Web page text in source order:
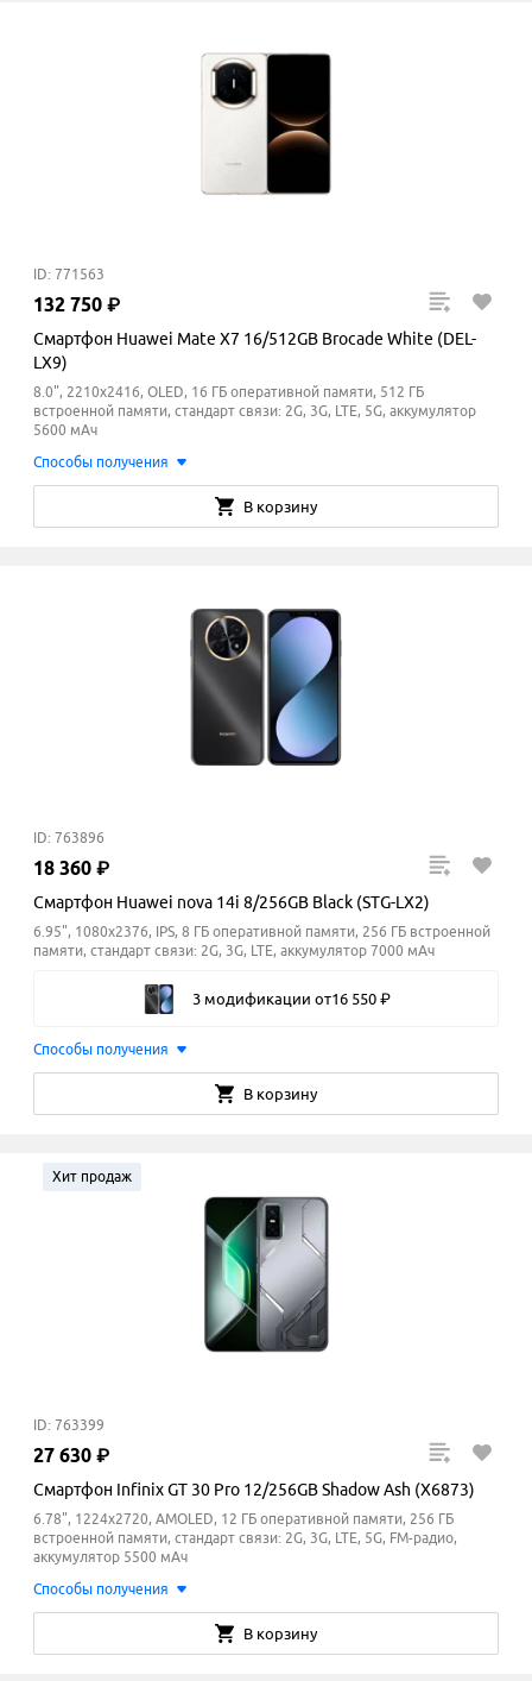
ID: 771563
132 750 ₽
Смартфон Huawei Mate X7 16/512GB Brocade White (DEL-
LX9)
8.0", 2210x2416, OLED, 16 ГБ оперативной памяти, 512 ГБ
встроенной памяти, стандарт связи: 2G, 3G, LTE, 5G, аккумулятор
5600 мАч
Способы получения
В корзину
ID: 763896
18 360 ₽
Смартфон Huawei nova 14i 8/256GB Black (STG-LX2)
6.95", 1080x2376, IPS, 8 ГБ оперативной памяти, 256 ГБ встроенной
памяти, стандарт связи: 2G, 3G, LTE, аккумулятор 7000 мАч
3 модификации от16 550 ₽
Способы получения
В корзину
Хит продаж
ID: 763399
27 630 ₽
Смартфон Infinix GT 30 Pro 12/256GB Shadow Ash (X6873)
6.78", 1224x2720, AMOLED, 12 ГБ оперативной памяти, 256 ГБ
встроенной памяти, стандарт связи: 2G, 3G, LTE, 5G, FM-радио,
аккумулятор 5500 мАч
Способы получения
В корзину